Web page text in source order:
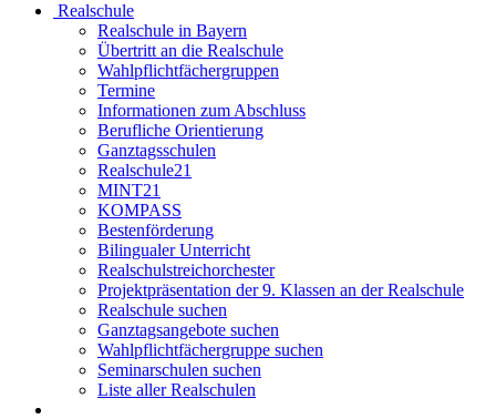
Realschule
Realschule in Bayern
Übertritt an die Realschule
Wahlpflichtfächergruppen
Termine
Informationen zum Abschluss
Berufliche Orientierung
Ganztagsschulen
Realschule21
MINT21
KOMPASS
Bestenförderung
Bilingualer Unterricht
Realschulstreichorchester
Projektpräsentation der 9. Klassen an der Realschule
Realschule suchen
Ganztagsangebote suchen
Wahlpflichtfächergruppe suchen
Seminarschulen suchen
Liste aller Realschulen